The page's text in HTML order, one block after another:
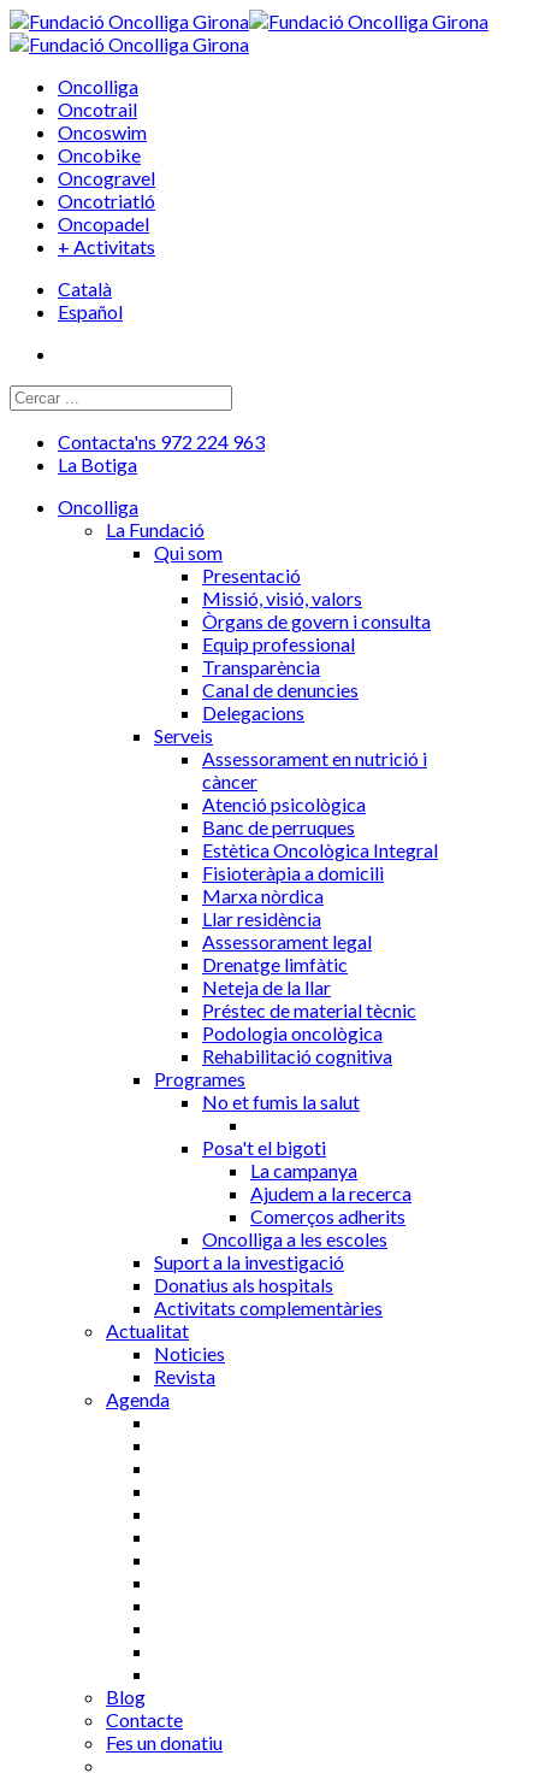
Oncolliga
Oncotrail
Oncoswim
Oncobike
Oncogravel
Oncotriatló
Oncopadel
+ Activitats
Català
Español
Contacta'ns 972 224 963
La Botiga
Oncolliga
La Fundació
Qui som
Presentació
Missió, visió, valors
Òrgans de govern i consulta
Equip professional
Transparència
Canal de denuncies
Delegacions
Serveis
Assessorament en nutrició i
càncer
Atenció psicològica
Banc de perruques
Estètica Oncològica Integral
Fisioteràpia a domicili
Marxa nòrdica
Llar residència
Assessorament legal
Drenatge limfàtic
Neteja de la llar
Préstec de material tècnic
Podologia oncològica
Rehabilitació cognitiva
Programes
No et fumis la salut
Posa't el bigoti
La campanya
Ajudem a la recerca
Comerços adherits
Oncolliga a les escoles
Suport a la investigació
Donatius als hospitals
Activitats complementàries
Actualitat
Noticies
Revista
Agenda
Blog
Contacte
Fes un donatiu